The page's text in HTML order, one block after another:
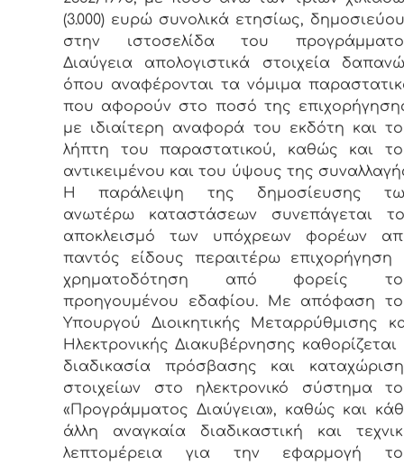
(3.000) ευρώ συνολικά ετησίως,
στην ιστοσελίδα του
Διαύγεια απολογιστικά στοιχεία
όπου αναφέρονται τα νόμιμα
που αφορούν στο ποσό της
με ιδιαίτερη αναφορά του εκδότη και
λήπτη του παραστατικού, καθώς και
αντικειμένου και του ύψους της
Η παράλειψη της δημοσίευσης
ανωτέρω καταστάσεων συνεπάγεται
αποκλεισμό των υπόχρεων φορέων
παντός είδους περαιτέρω επιχορήγηση
χρηματοδότηση από φορείς
προηγουμένου εδαφίου. Με απόφαση
Υπουργού Διοικητικής Μεταρρύθμισης
Ηλεκτρονικής Διακυβέρνησης καθορίζεται
διαδικασία πρόσβασης και
στοιχείων στο ηλεκτρονικό σύστημα
«Προγράμματος Διαύγεια», καθώς και
άλλη αναγκαία διαδικαστική και
λεπτομέρεια για την εφαρμογή